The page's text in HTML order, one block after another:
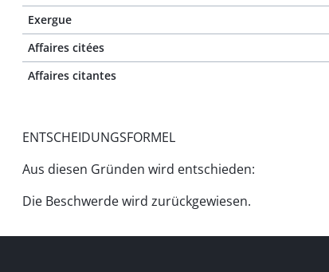
Exergue
Affaires citées
Affaires citantes
ENTSCHEIDUNGSFORMEL
Aus diesen Gründen wird entschieden:
Die Beschwerde wird zurückgewiesen.